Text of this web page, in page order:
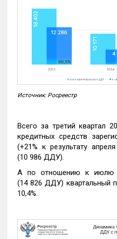
Источник: Росреестр
Всего за третий квартал
кредитных средств
(+21% к результату
(10 986 ДДУ).
А по отношению к июлю
(14 826 ДДУ) квартальный
10,4%.